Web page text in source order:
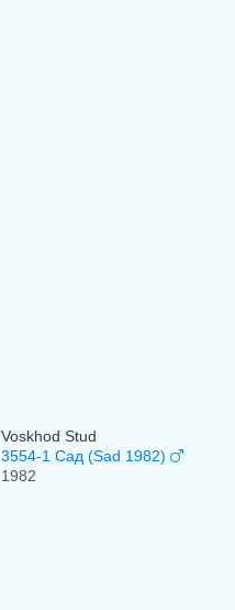
Voskhod Stud
3554-1 Сад (Sad 1982)
1982